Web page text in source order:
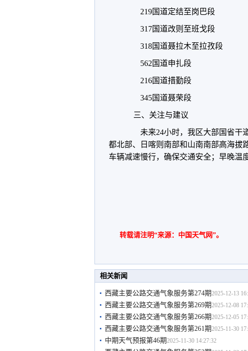
219国道定结至岗巴段
317国道改则至班戈段
318国道聂拉木至拉孜段
562国道申扎段
216国道措勤段
345国道聂荣段
三、关注与建议
未来24小时，我区大部国省干
都北部、日喀则南部和山南南部高海拔
车辆减速慢行，确保交通安全；早晚温
转载请注明“来源：中国天气网”。
相关新闻
西藏主要公路交通气象服务第274期2025-12-13
西藏主要公路交通气象服务第269期2025-12-08
西藏主要公路交通气象服务第266期2025-12-05
西藏主要公路交通气象服务第261期2025-11-30
中期天气预报第46期2025-11-30 14:27:32